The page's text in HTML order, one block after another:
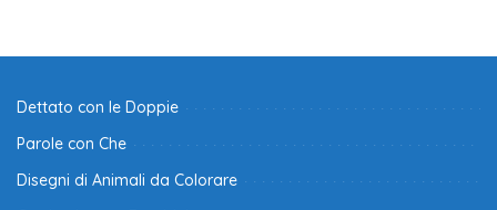
Dettato con le Doppie
Parole con Che
Disegni di Animali da Colorare